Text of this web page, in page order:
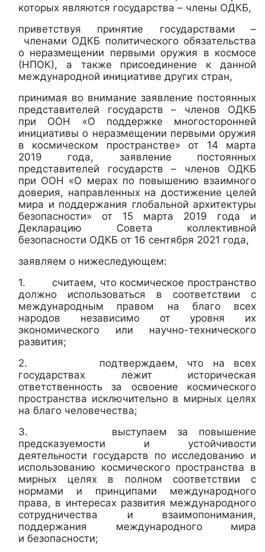
которых являются государства – члены ОДКБ,
приветствуя принятие государствами –
членами ОДКБ политического обязательства
о неразмещении первыми оружия в космосе
(НПОК), а также присоединение к данной
международной инициативе других стран,
принимая во внимание заявление постоянных
представителей государств – членов ОДКБ
при ООН «О поддержке многосторонней
инициативы о неразмещении первыми оружия
в космическом пространстве» от 14 марта
2019 года, заявление постоянных
представителей государств – членов ОДКБ
при ООН «О мерах по повышению взаимного
доверия, направленных на достижение целей
мира и поддержания глобальной архитектуры
безопасности» от 15 марта 2019 года и
Декларацию Совета коллективной
безопасности ОДКБ от 16 сентября 2021 года,
заявляем о нижеследующем:
1. считаем, что космическое пространство
должно использоваться в соответствии с
международным правом на благо всех
народов независимо от уровня их
экономического или научно-технического
развития;
2. подтверждаем, что на всех
государствах лежит историческая
ответственность за освоение космического
пространства исключительно в мирных целях
на благо человечества;
3. выступаем за повышение
предсказуемости и устойчивости
деятельности государств по исследованию и
использованию космического пространства в
мирных целях в полном соответствии с
нормами и принципами международного
права, в интересах развития международного
сотрудничества и взаимопонимания,
поддержания международного мира
и безопасности;